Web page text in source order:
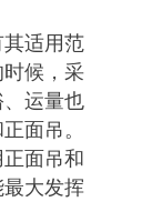
适用范
候，采
运量也
面吊。
面吊和
大发挥